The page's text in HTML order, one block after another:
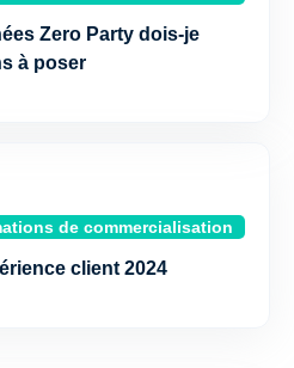
Zero Party dois-je
à poser
de commercialisation
client 2024